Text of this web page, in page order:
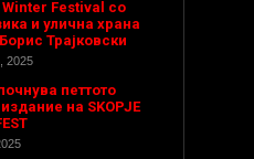
Winter Festival со
и улична храна
Трајковски
2025
петтото
издание на SKOPJE